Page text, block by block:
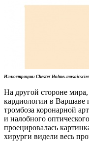
Иллюстрация: Chester Holme.
На другой стороне
кардиологии в Варшаве
тромбоза коронарной
и налобного
проецировалась
хирурги видели весь